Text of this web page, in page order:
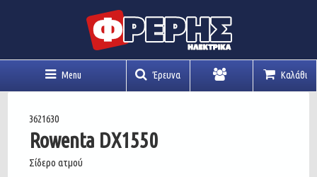
Menu Έρευνα Καλάθι
3621630
Rowenta DX1550
Σίδερο ατμού